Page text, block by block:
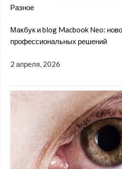
Разное
Макбук и blog Macbook Neo:
профессиональных решений
2 апреля, 2026